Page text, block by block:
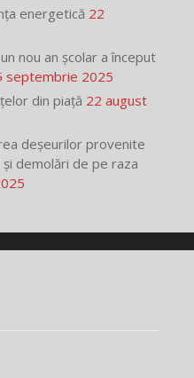
energetică 22
nou an școlar a început
septembrie 2025
din piață 22 august
deșeurilor provenite
demolări de pe raza